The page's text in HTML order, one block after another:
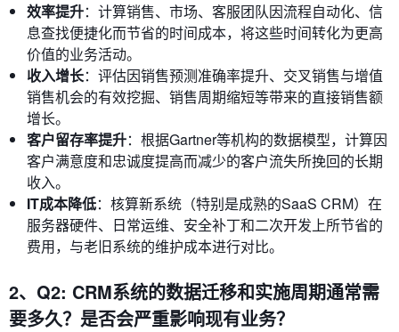
效率提升：计算销售、市场、客服团队因流程自动化、信
息查找便捷化而节省的时间成本，将这些时间转化为更高
价值的业务活动。
收入增长：评估因销售预测准确率提升、交叉销售与增值
销售机会的有效挖掘、销售周期缩短等带来的直接销售额
增长。
客户留存率提升：根据Gartner等机构的数据模型，计算因
客户满意度和忠诚度提高而减少的客户流失所挽回的长期
收入。
IT成本降低：核算新系统（特别是成熟的SaaS CRM）在
服务器硬件、日常运维、安全补丁和二次开发上所节省的
费用，与老旧系统的维护成本进行对比。
2、Q2: CRM系统的数据迁移和实施周期通常需
要多久？是否会严重影响现有业务？